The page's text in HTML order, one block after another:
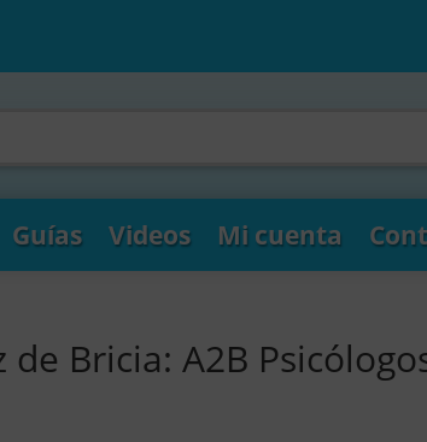
Guías Videos Mi cuenta
Bricia: A2B